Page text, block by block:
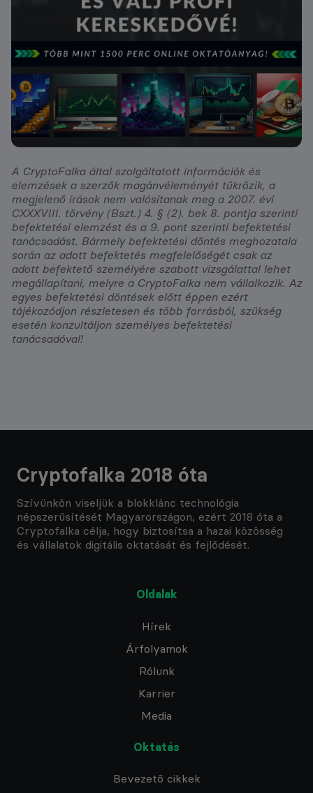
A CryptoFalka által szolgáltatott információk és
elemzések a szerzők magánvéleményét tükrözik, a
megjelenő írások nem valósítanak meg a 2007. évi
CXXXVIII. törvény (Bszt.) 4. § (2). bek 8. pontja szerinti
befektetési elemzést és a 9. pont szerinti befektetési
tanácsadást. Bármely befektetési döntés meghozatala
során az adott befektetés megfelelőségét csak az
adott befektető személyére szabott vizsgálattal lehet
megállapítani, melyre a CryptoFalka nem vállalkozik. Az
egyes befektetési döntések előtt éppen ezért
tájékozódjon részletesen és több forrásból, szükség
esetén konzultáljon személyes befektetési
tanácsadóval!
Cryptofalka 2018 óta
Szívünkön viseljük a blokklánc technológia
népszerűsítését Magyarországon, ezért 2018 óta a
Cryptofalka célja, hogy biztosítsa a hazai közösség
és vállalatok digitális oktatását és fejlődését.
Oldalak
Hírek
Árfolyamok
Rólunk
Karrier
Media
Oktatás
Bevezető cikkek